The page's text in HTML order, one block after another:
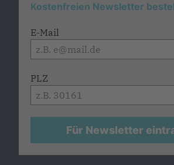
Kostenfreien Newsletter
E-Mail
PLZ
Für Newsletter